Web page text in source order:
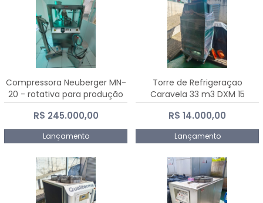
Compressora Neuberger MN-
20 - rotativa para produção
de comprimidos
R$ 245.000,00
Lançamento
Torre de Refrigeraçao
Caravela 33 m3 DXM 15
R$ 14.000,00
Lançamento